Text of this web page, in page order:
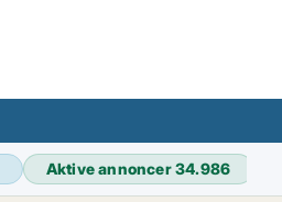
Aktive annoncer34.986